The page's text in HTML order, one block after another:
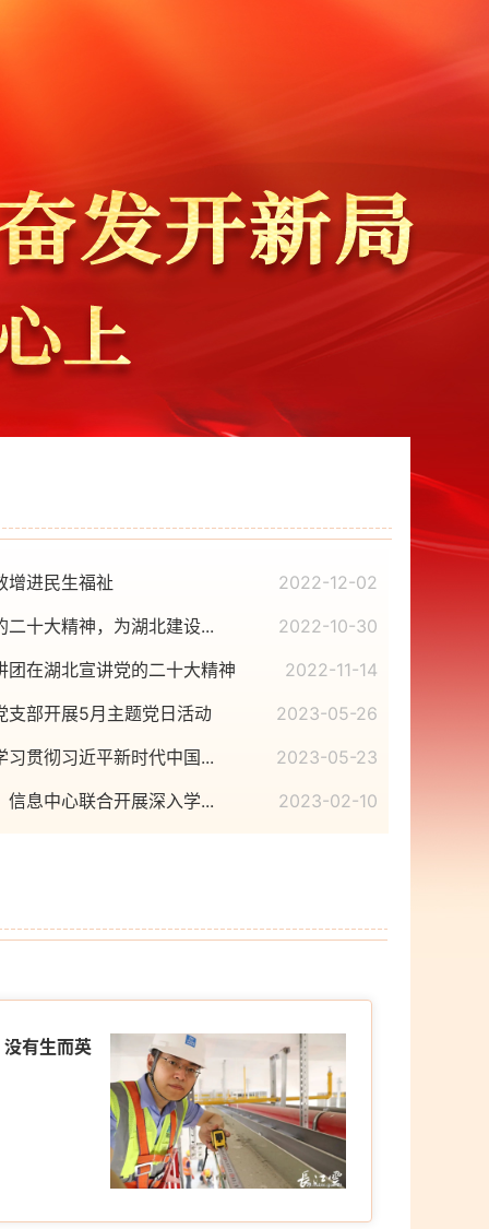
增进民生福祉
2022-12-02
十大精神，为湖北建设...
2022-10-30
在湖北宣讲党的二十大精神
2022-11-14
支部开展5月主题党日活动
2023-05-26
贯彻习近平新时代中国...
2023-05-23
息中心联合开展深入学...
2023-02-10
有生而英